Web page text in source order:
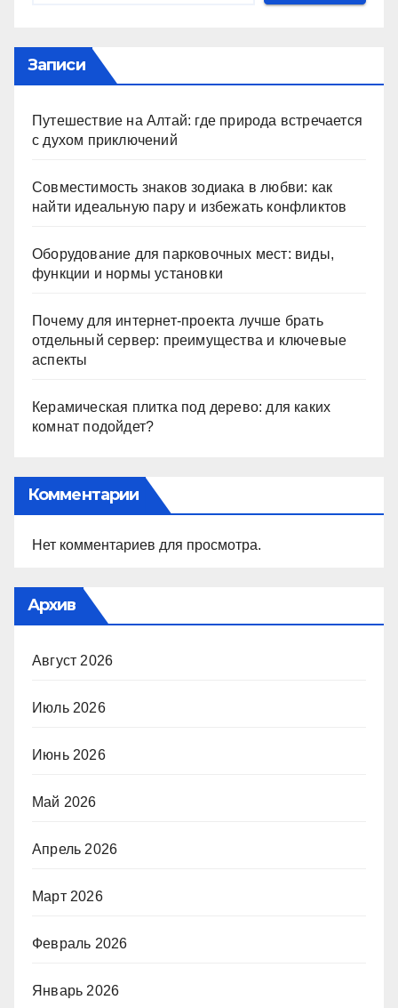
Записи
Путешествие на Алтай: где природа встречается
с духом приключений
Совместимость знаков зодиака в любви: как
найти идеальную пару и избежать конфликтов
Оборудование для парковочных мест: виды,
функции и нормы установки
Почему для интернет-проекта лучше брать
отдельный сервер: преимущества и ключевые
аспекты
Керамическая плитка под дерево: для каких
комнат подойдет?
Комментарии
Нет комментариев для просмотра.
Архив
Август 2026
Июль 2026
Июнь 2026
Май 2026
Апрель 2026
Март 2026
Февраль 2026
Январь 2026